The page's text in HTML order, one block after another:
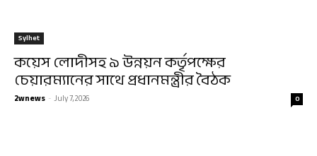
Sylhet
কয়েস লোদীসহ ৯ উন্নয়ন কর্তৃপক্ষের
চেয়ারম্যানের সাথে প্রধানমন্ত্রীর বৈঠক
2wnews -July 7, 2026 0